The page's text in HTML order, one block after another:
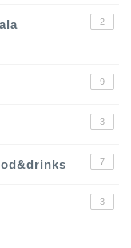
2
9
3
7
3